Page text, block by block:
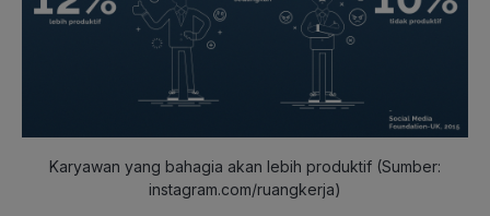
Karyawan yang bahagia akan lebih produktif (Sumber:
instagram.com/ruangkerja)